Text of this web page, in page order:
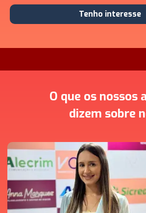
Tenho interesse
O que os nossos
dizem sobre